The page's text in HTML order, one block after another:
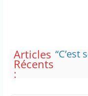
Articles
Récents
:
“C’est